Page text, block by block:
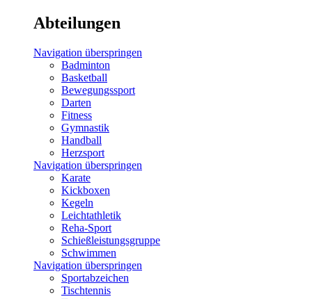
Abteilungen
Navigation überspringen
Badminton
Basketball
Bewegungssport
Darten
Fitness
Gymnastik
Handball
Herzsport
Navigation überspringen
Karate
Kickboxen
Kegeln
Leichtathletik
Reha-Sport
Schießleistungsgruppe
Schwimmen
Navigation überspringen
Sportabzeichen
Tischtennis